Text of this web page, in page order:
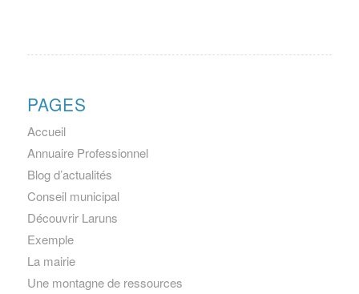
PAGES
Accueil
Annuaire Professionnel
Blog d’actualités
Conseil municipal
Découvrir Laruns
Exemple
La mairie
Une montagne de ressources